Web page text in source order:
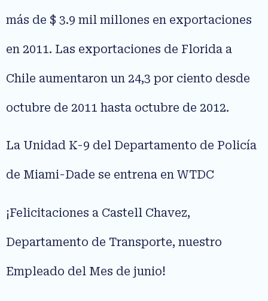
más de $ 3.9 mil millones en exportaciones
en 2011. Las exportaciones de Florida a
Chile aumentaron un 24,3 por ciento desde
octubre de 2011 hasta octubre de 2012.
La Unidad K-9 del Departamento de Policía
de Miami-Dade se entrena en WTDC
¡Felicitaciones a Castell Chavez,
Departamento de Transporte, nuestro
Empleado del Mes de junio!